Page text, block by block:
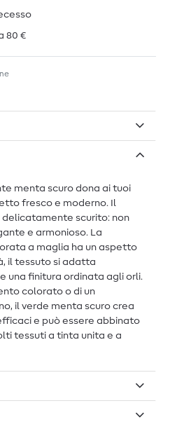
80 €
menta scuro dona ai tuoi
fresco e moderno. Il
scurito: non
e armonioso. La
a maglia ha un aspetto
il tessuto si adatta
una finitura ordinata agli orli.
colorato o di un
il verde menta scuro crea
e può essere abbinato
tessuti a tinta unita e a